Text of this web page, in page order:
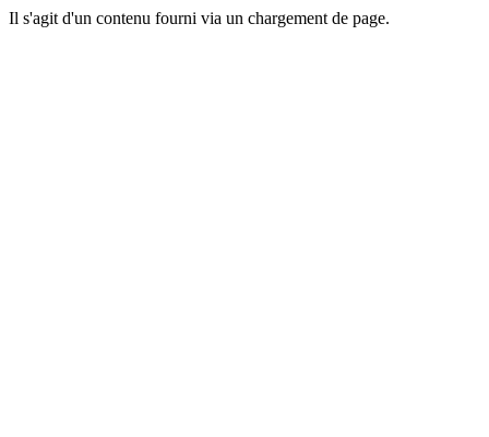
Il s'agit d'un contenu fourni via un chargement de page.